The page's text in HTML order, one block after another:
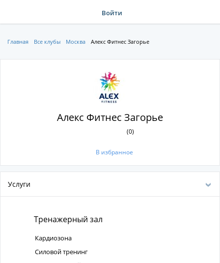
Войти
Главная Все клубы Москва Алекс Фитнес Загорье
Алекс Фитнес Загорье
(0)
В избранное
Услуги
Тренажерный зал
Кардиозона
Силовой тренинг